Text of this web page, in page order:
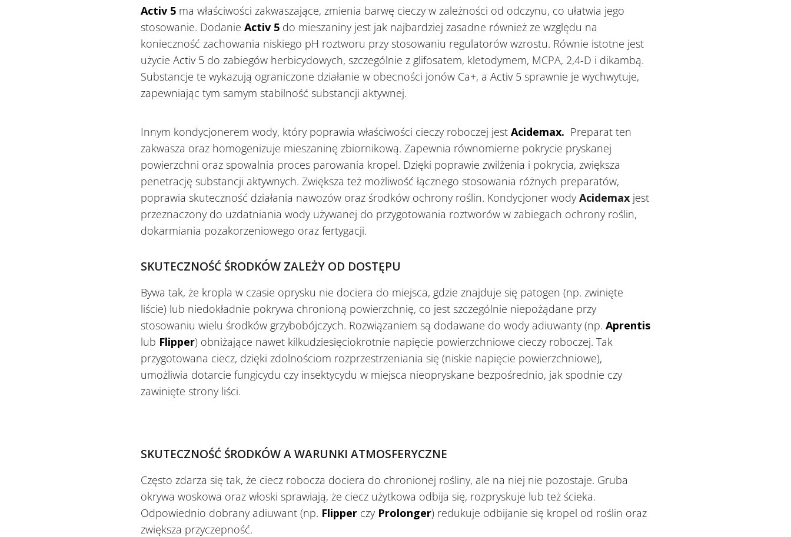
Activ 5 ma właściwości zakwaszające, zmienia barwę cieczy w zależności od odczynu, co ułatwia jego
stosowanie. Dodanie Activ 5 do mieszaniny jest jak najbardziej zasadne również ze względu na
konieczność zachowania niskiego pH roztworu przy stosowaniu regulatorów wzrostu. Równie istotne jest
użycie Activ 5 do zabiegów herbicydowych, szczególnie z glifosatem, kletodymem, MCPA, 2,4-D i dikambą.
Substancje te wykazują ograniczone działanie w obecności jonów Ca+, a Activ 5 sprawnie je wychwytuje,
zapewniając tym samym stabilność substancji aktywnej.
Innym kondycjonerem wody, który poprawia właściwości cieczy roboczej jest Acidemax. Preparat ten
zakwasza oraz homogenizuje mieszaninę zbiornikową. Zapewnia równomierne pokrycie pryskanej
powierzchni oraz spowalnia proces parowania kropel. Dzięki poprawie zwilżenia i pokrycia, zwiększa
penetrację substancji aktywnych. Zwiększa też możliwość łącznego stosowania różnych preparatów,
poprawia skuteczność działania nawozów oraz środków ochrony roślin. Kondycjoner wody Acidemax jest
przeznaczony do uzdatniania wody używanej do przygotowania roztworów w zabiegach ochrony roślin,
dokarmiania pozakorzeniowego oraz fertygacji.
SKUTECZNOŚĆ ŚRODKÓW ZALEŻY OD DOSTĘPU
Bywa tak, że kropla w czasie oprysku nie dociera do miejsca, gdzie znajduje się patogen (np. zwinięte
liście) lub niedokładnie pokrywa chronioną powierzchnię, co jest szczególnie niepożądane przy
stosowaniu wielu środków grzybobójczych. Rozwiązaniem są dodawane do wody adiuwanty (np. Aprentis
lub Flipper) obniżające nawet kilkudziesięciokrotnie napięcie powierzchniowe cieczy roboczej. Tak
przygotowana ciecz, dzięki zdolnościom rozprzestrzeniania się (niskie napięcie powierzchniowe),
umożliwia dotarcie fungicydu czy insektycydu w miejsca nieopryskane bezpośrednio, jak spodnie czy
zawinięte strony liści.
SKUTECZNOŚĆ ŚRODKÓW A WARUNKI ATMOSFERYCZNE
Często zdarza się tak, że ciecz robocza dociera do chronionej rośliny, ale na niej nie pozostaje. Gruba
okrywa woskowa oraz włoski sprawiają, że ciecz użytkowa odbija się, rozpryskuje lub też ścieka.
Odpowiednio dobrany adiuwant (np. Flipper czy Prolonger) redukuje odbijanie się kropel od roślin oraz
zwiększa przyczepność.